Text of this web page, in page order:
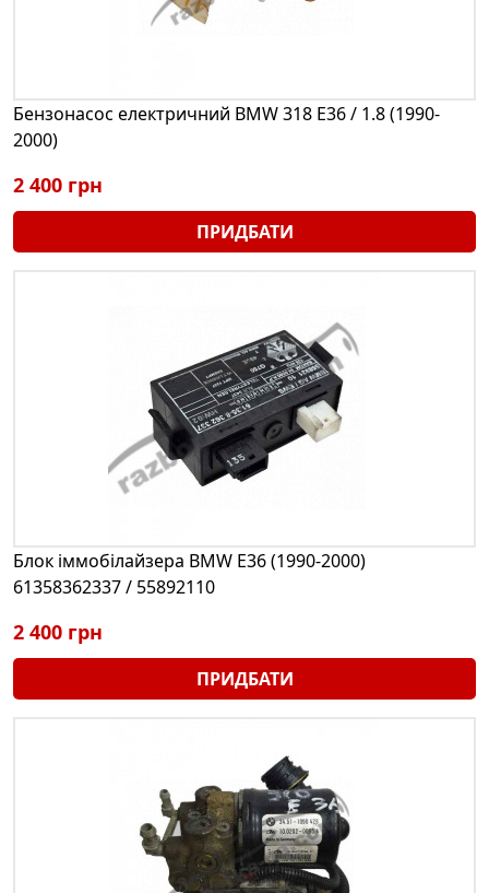
Бензонасос електричний BMW 318 E36 / 1.8 (1990-
2000)
2 400 грн
ПРИДБАТИ
Блок іммобілайзера BMW E36 (1990-2000)
61358362337 / 55892110
2 400 грн
ПРИДБАТИ